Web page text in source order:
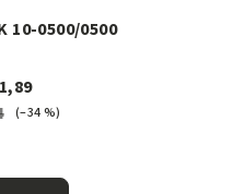
10-0500/0500
(–34 %)